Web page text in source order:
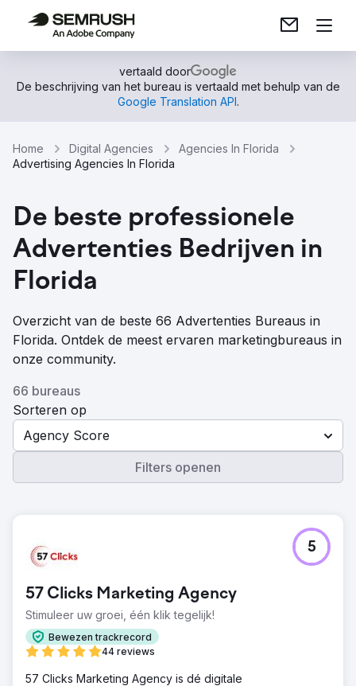
vertaald door
De beschrijving van het bureau is vertaald met behulp van de
Google Translation API.
Home Digital Agencies
Agencies In Florida
Advertising Agencies In Florida
De beste professionele
Advertenties Bedrijven in
Florida
Overzicht van de beste 66 Advertenties Bureaus in
Florida. Ontdek de meest ervaren marketingbureaus in
onze community.
66 bureaus
Sorteren op
Agency Score
Filters openen
57 Clicks Marketing Agency
Stimuleer uw groei, één klik tegelijk!
Bewezen trackrecord
44 reviews
5
57 Clicks Marketing Agency is dé digitale